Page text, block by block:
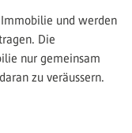
und werden
Die
nur gemeinsam
zu veräussern.